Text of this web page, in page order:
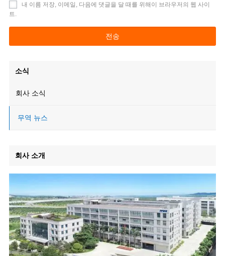
내 이름 저장, 이메일, 다음에 댓글을 달 때를 위해이 브라우저의 웹 사이
트.
소식
회사 소식
무역 뉴스
회사 소개